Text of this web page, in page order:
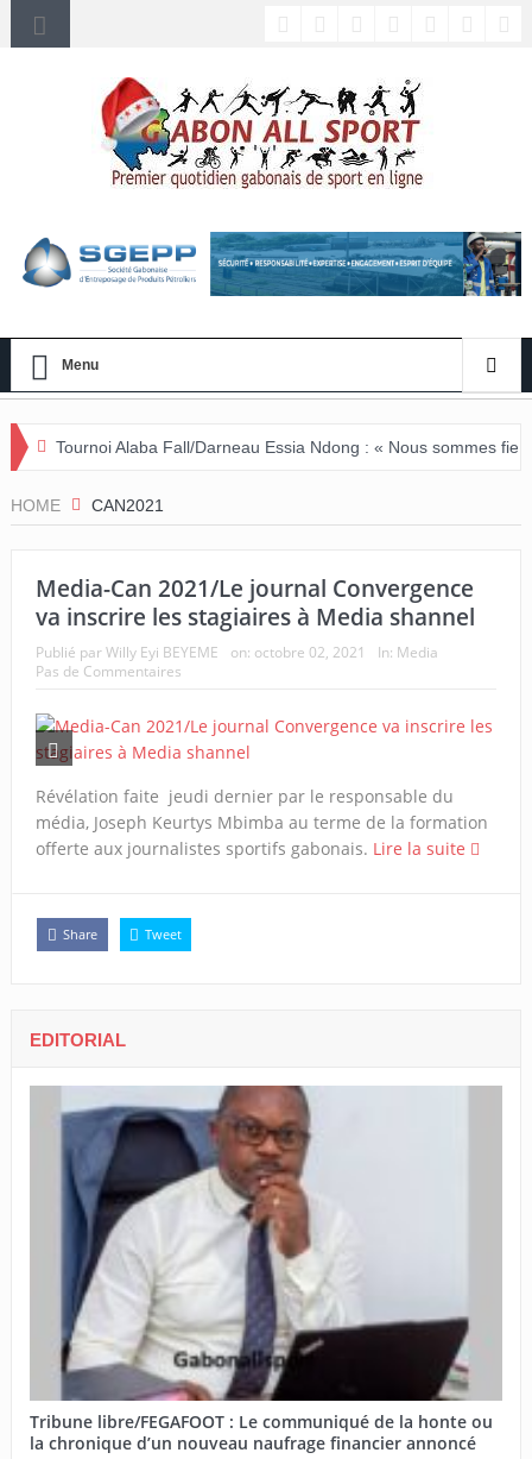
Menu
Fall/Darneau Essia Ndong : « Nous sommes fiers du parcours de
HOME CAN2021
Media-Can 2021/Le journal Convergence
va inscrire les stagiaires à Media shannel
Publié parWilly Eyi BEYEME on: octobre 02, 2021 In: Media
Pas de Commentaires
Révélation faite jeudi dernier par le responsable du
média, Joseph Keurtys Mbimba au terme de la formation
offerte aux journalistes sportifs gabonais. Lire la suite
Share Tweet
EDITORIAL
Tribune libre/FEGAFOOT : Le communiqué de la honte ou
la chronique d’un nouveau naufrage financier annoncé